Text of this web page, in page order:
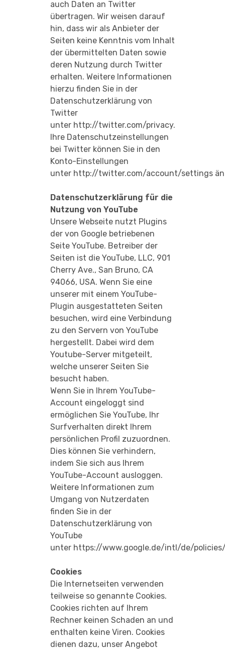
auch Daten an Twitter
übertragen. Wir weisen darauf
hin, dass wir als Anbieter der
Seiten keine Kenntnis vom Inhalt
der übermittelten Daten sowie
deren Nutzung durch Twitter
erhalten. Weitere Informationen
hierzu finden Sie in der
Datenschutzerklärung von
Twitter
unter http://twitter.com/privacy.
Ihre Datenschutzeinstellungen
bei Twitter können Sie in den
Konto-Einstellungen
unter http://twitter.com/account/settings
Datenschutzerklärung für die
Nutzung von YouTube
Unsere Webseite nutzt Plugins
der von Google betriebenen
Seite YouTube. Betreiber der
Seiten ist die YouTube, LLC, 901
Cherry Ave., San Bruno, CA
94066, USA. Wenn Sie eine
unserer mit einem YouTube-
Plugin ausgestatteten Seiten
besuchen, wird eine Verbindung
zu den Servern von YouTube
hergestellt. Dabei wird dem
Youtube-Server mitgeteilt,
welche unserer Seiten Sie
besucht haben.
Wenn Sie in Ihrem YouTube-
Account eingeloggt sind
ermöglichen Sie YouTube, Ihr
Surfverhalten direkt Ihrem
persönlichen Profil zuzuordnen.
Dies können Sie verhindern,
indem Sie sich aus Ihrem
YouTube-Account ausloggen.
Weitere Informationen zum
Umgang von Nutzerdaten
finden Sie in der
Datenschutzerklärung von
YouTube
unter https://www.google.de/intl/de/
Cookies
Die Internetseiten verwenden
teilweise so genannte Cookies.
Cookies richten auf Ihrem
Rechner keinen Schaden an und
enthalten keine Viren. Cookies
dienen dazu, unser Angebot